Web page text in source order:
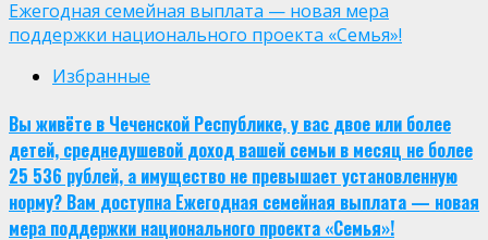
Ежегодная семейная выплата — новая мера
поддержки национального проекта «Семья»!
Избранные
Вы живёте в Чеченской Республике, у вас двое или более
детей, среднедушевой доход вашей семьи в месяц не более
25 536 рублей, а имущество не превышает установленную
норму? Вам доступна Ежегодная семейная выплата — новая
мера поддержки национального проекта «Семья»!